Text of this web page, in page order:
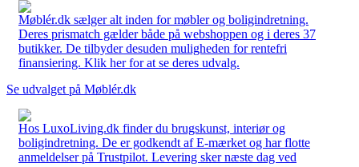
Møblér.dk sælger alt inden for møbler og boligindretning.
Deres prismatch gælder både på webshoppen og i deres 37
butikker. De tilbyder desuden muligheden for rentefri
finansiering. Klik her for at se deres udvalg.
Se udvalget på Møblér.dk
Hos LuxoLiving.dk finder du brugskunst, interiør og
boligindretning. De er godkendt af E-mærket og har flotte
anmeldelser på Trustpilot. Levering sker næste dag ved